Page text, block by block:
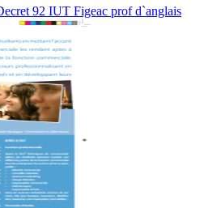
92 IUT Figeac prof d`anglais